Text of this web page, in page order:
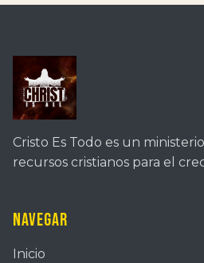
Cristo Es Todo es un
recursos cristianos para el
Navegar
Inicio